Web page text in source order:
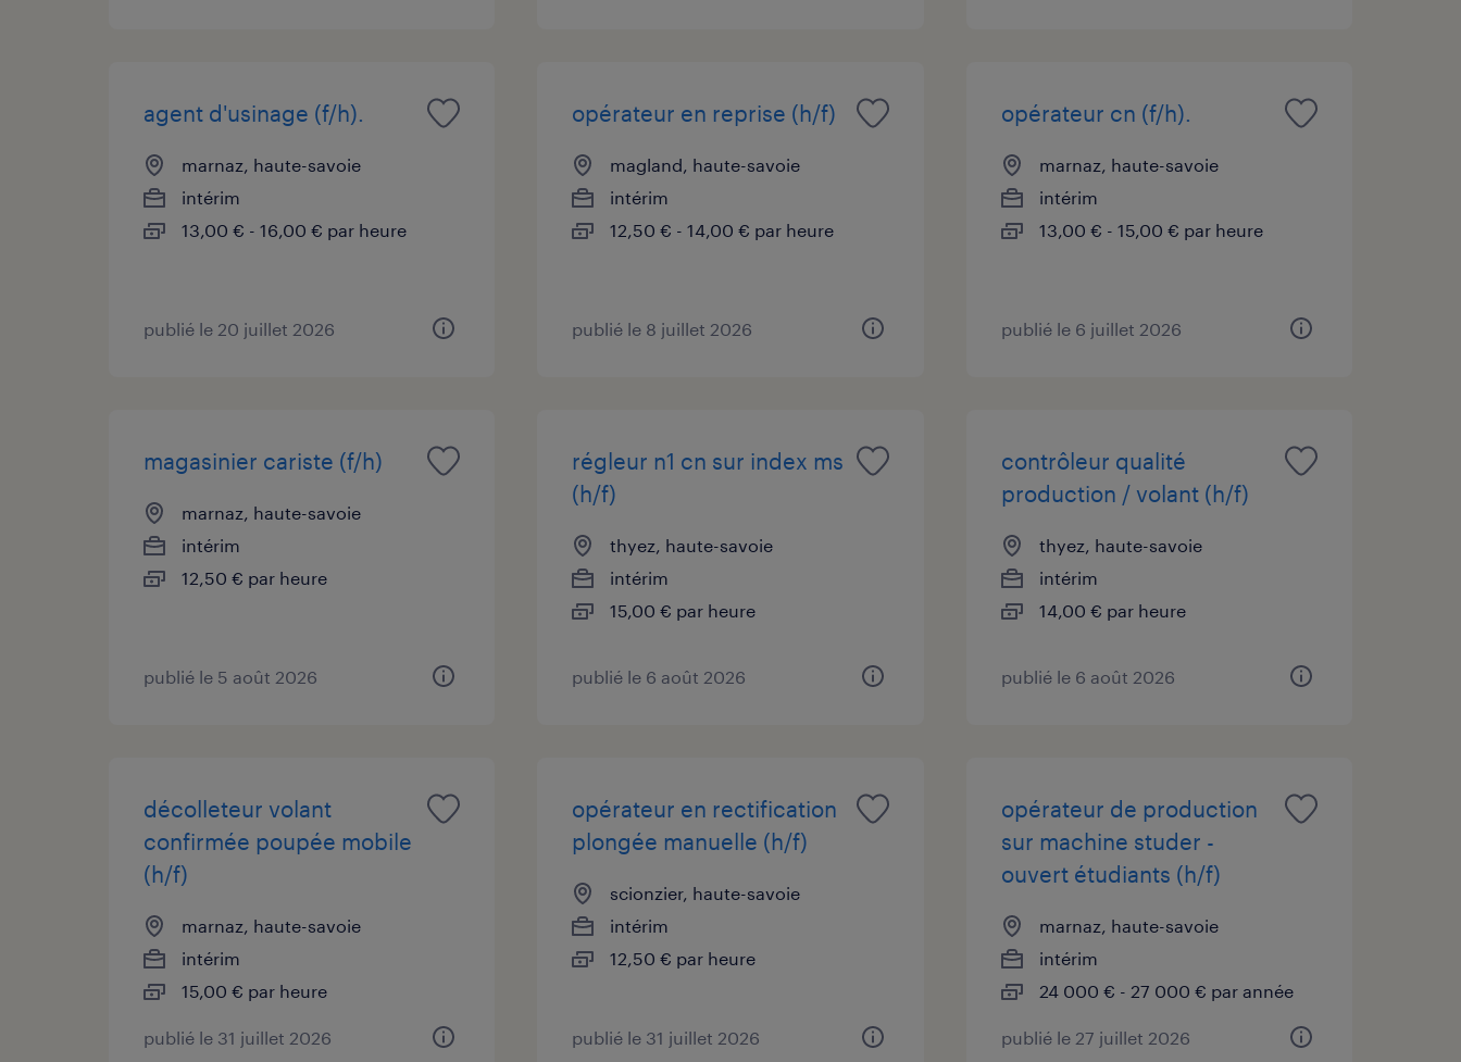
agent d'usinage (f/h).
marnaz, haute-savoie
intérim
13,00 € - 16,00 € par heure
publié le 20 juillet 2026
opérateur en reprise (h/f)
magland, haute-savoie
intérim
12,50 € - 14,00 € par heure
publié le 8 juillet 2026
opérateur cn (f/h).
marnaz, haute-savoie
intérim
13,00 € - 15,00 € par heure
publié le 6 juillet 2026
magasinier cariste (f/h)
marnaz, haute-savoie
intérim
12,50 € par heure
publié le 5 août 2026
régleur n1 cn sur index ms
(h/f)
thyez, haute-savoie
intérim
15,00 € par heure
publié le 6 août 2026
contrôleur qualité
production / volant (h/f)
thyez, haute-savoie
intérim
14,00 € par heure
publié le 6 août 2026
décolleteur volant
confirmée poupée mobile
(h/f)
marnaz, haute-savoie
intérim
15,00 € par heure
publié le 31 juillet 2026
opérateur en rectification
plongée manuelle (h/f)
scionzier, haute-savoie
intérim
12,50 € par heure
publié le 31 juillet 2026
opérateur de production
sur machine studer -
ouvert étudiants (h/f)
marnaz, haute-savoie
intérim
24 000 € - 27 000 € par année
publié le 27 juillet 2026